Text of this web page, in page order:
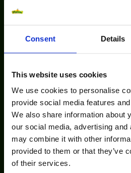
Consent Details
This website uses cookies
We use cookies to personalise
provide social media features
We also share information about
our social media, advertising
may combine it with other
provided to them or that they’ve
of their services.
Nachhaltigkeit
Als Traditionsunternehmen
Nachhaltigkeit bei Pfanner eine
ein. Zudem setzt sich das
Verantwortung ein. Diese Werte
mit Gütesiegeln wie FAIRTRADE,
BIO zum Ausdruck. Anderseits
Umweltbewusstsein in der